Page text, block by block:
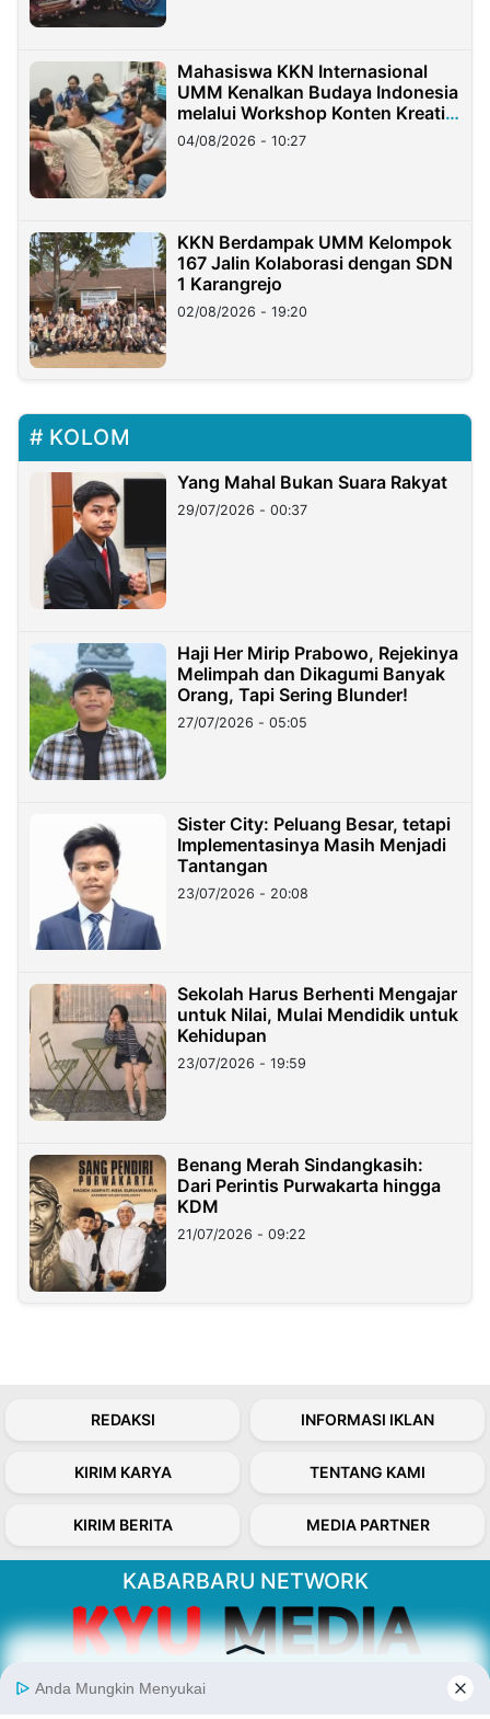
Mahasiswa KKN Internasional
UMM Kenalkan Budaya Indonesia
melalui Workshop Konten Kreatif
di Taiwan
04/08/2026 - 10:27
KKN Berdampak UMM Kelompok
167 Jalin Kolaborasi dengan SDN
1 Karangrejo
02/08/2026 - 19:20
KOLOM
Yang Mahal Bukan Suara Rakyat
29/07/2026 - 00:37
Haji Her Mirip Prabowo, Rejekinya
Melimpah dan Dikagumi Banyak
Orang, Tapi Sering Blunder!
27/07/2026 - 05:05
Sister City: Peluang Besar, tetapi
Implementasinya Masih Menjadi
Tantangan
23/07/2026 - 20:08
Sekolah Harus Berhenti Mengajar
untuk Nilai, Mulai Mendidik untuk
Kehidupan
23/07/2026 - 19:59
Benang Merah Sindangkasih:
Dari Perintis Purwakarta hingga
KDM
21/07/2026 - 09:22
REDAKSI INFORMASI IKLAN
KIRIM KARYA TENTANG KAMI
KIRIM BERITA MEDIA PARTNER
KABARBARU NETWORK